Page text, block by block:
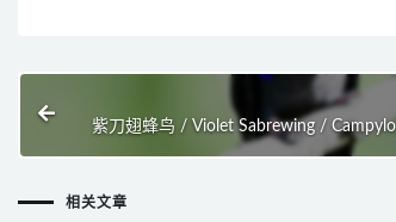
紫刀翅蜂鸟 / Violet Sabrewing /
相关文章